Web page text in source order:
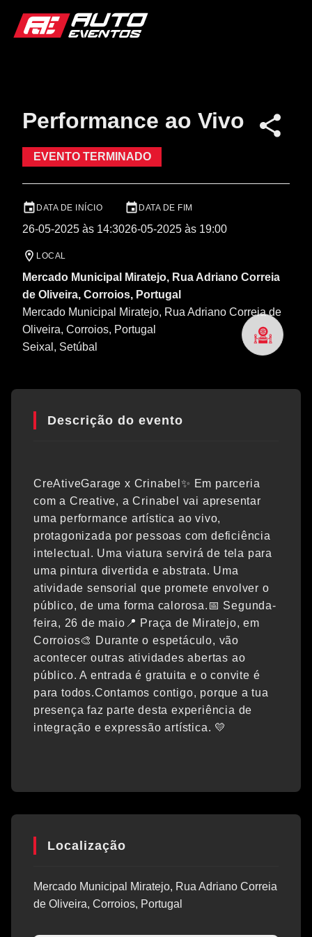
Performance ao Vivo
EVENTO TERMINADO
DATA DE INÍCIO
26-05-2025 às 14:30
DATA DE FIM
26-05-2025 às 19:00
LOCAL
Mercado Municipal Miratejo, Rua Adriano Correia
de Oliveira, Corroios, Portugal
Mercado Municipal Miratejo, Rua Adriano Correia de
Oliveira, Corroios, Portugal
Seixal , Setúbal
Descrição do evento
CreAtiveGarage x Crinabel✨ Em parceria
com a Creative, a Crinabel vai apresentar
uma performance artística ao vivo,
protagonizada por pessoas com deficiência
intelectual. Uma viatura servirá de tela para
uma pintura divertida e abstrata. Uma
atividade sensorial que promete envolver o
público, de uma forma calorosa.📅 Segunda-
feira, 26 de maio📍 Praça de Miratejo, em
Corroios🎨 Durante o espetáculo, vão
acontecer outras atividades abertas ao
público. A entrada é gratuita e o convite é
para todos.Contamos contigo, porque a tua
presença faz parte desta experiência de
integração e expressão artística. 💛
Localização
Mercado Municipal Miratejo, Rua Adriano Correia
de Oliveira, Corroios, Portugal